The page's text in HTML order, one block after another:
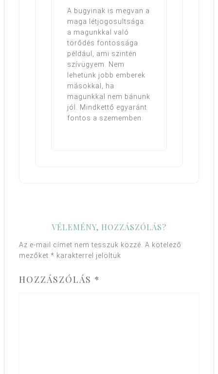
A bugyinak is megvan a
maga létjogosultsága:
a magunkkal való
törődés fontossága
például, ami szintén
szívügyem. Nem
lehetünk jobb emberek
másokkal, ha
magunkkal nem bánunk
jól. Mindkettő egyaránt
fontos a szememben.
VÉLEMÉNY, HOZZÁSZÓLÁS?
Az e-mail címet nem tesszük közzé. A kötelező
mezőket * karakterrel jelöltük
HOZZÁSZÓLÁS *